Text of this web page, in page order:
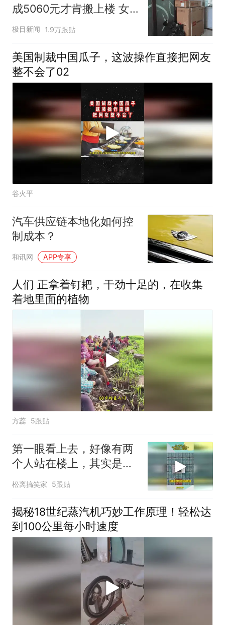
成5060元才肯搬上楼 女
子傻眼
极目新闻 1.9万跟贴
美国制裁中国瓜子，这波操作直接把网友
整不会了02
谷火平
汽车供应链本地化如何控
制成本？
和讯网 APP专享
人们 正拿着钉耙，干劲十足的，在收集
着地里面的植物
方蕊 5跟贴
第一眼看上去，好像有两
个人站在楼上，其实是海
上集装箱
松离搞笑家 5跟贴
揭秘18世纪蒸汽机巧妙工作原理！轻松达
到100公里每小时速度